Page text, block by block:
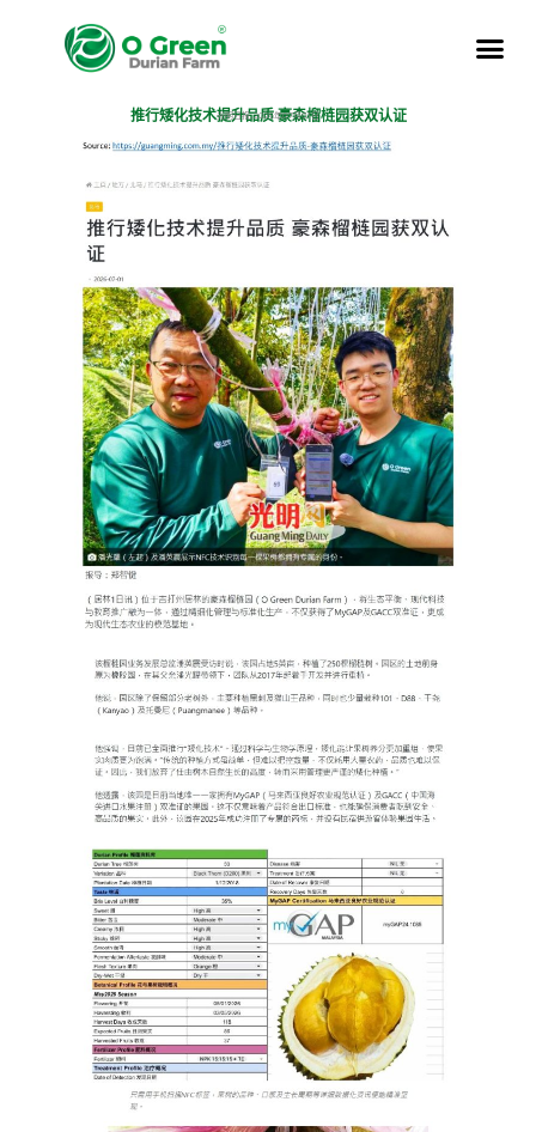
推行矮化技术提升品质 豪森榴梿园获双认证
光明日报, 2026年07月01日